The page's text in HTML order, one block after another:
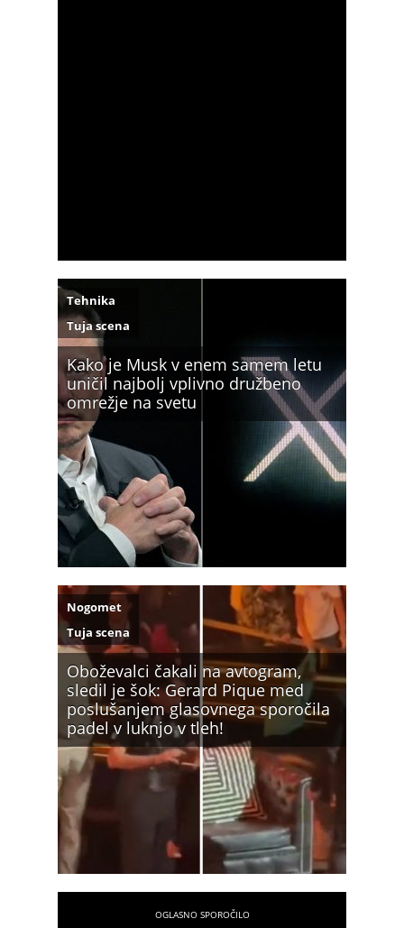
Kako je Musk v enem samem letu
uničil najbolj vplivno družbeno
omrežje na svetu
Tehnika
Tuja scena
Oboževalci čakali na avtogram,
sledil je šok: Gerard Pique med
poslušanjem glasovnega sporočila
padel v luknjo v tleh!
Nogomet
Tuja scena